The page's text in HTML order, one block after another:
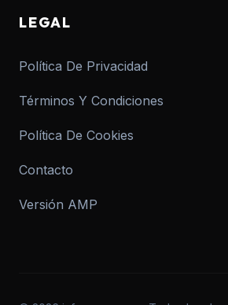
LEGAL
Política De Privacidad
Términos Y Condiciones
Política De Cookies
Contacto
Versión AMP